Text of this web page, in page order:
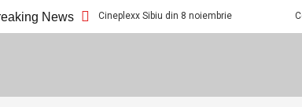
News
noi vedem la Cineplexx Sibiu din 8 noiembrie Ce filme